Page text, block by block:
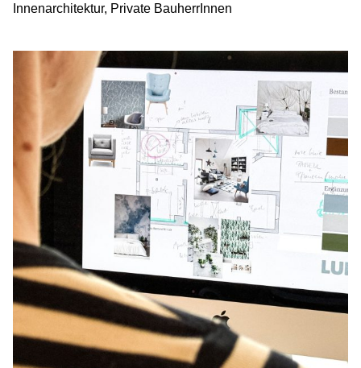
Innenarchitektur Private BauherrInnen